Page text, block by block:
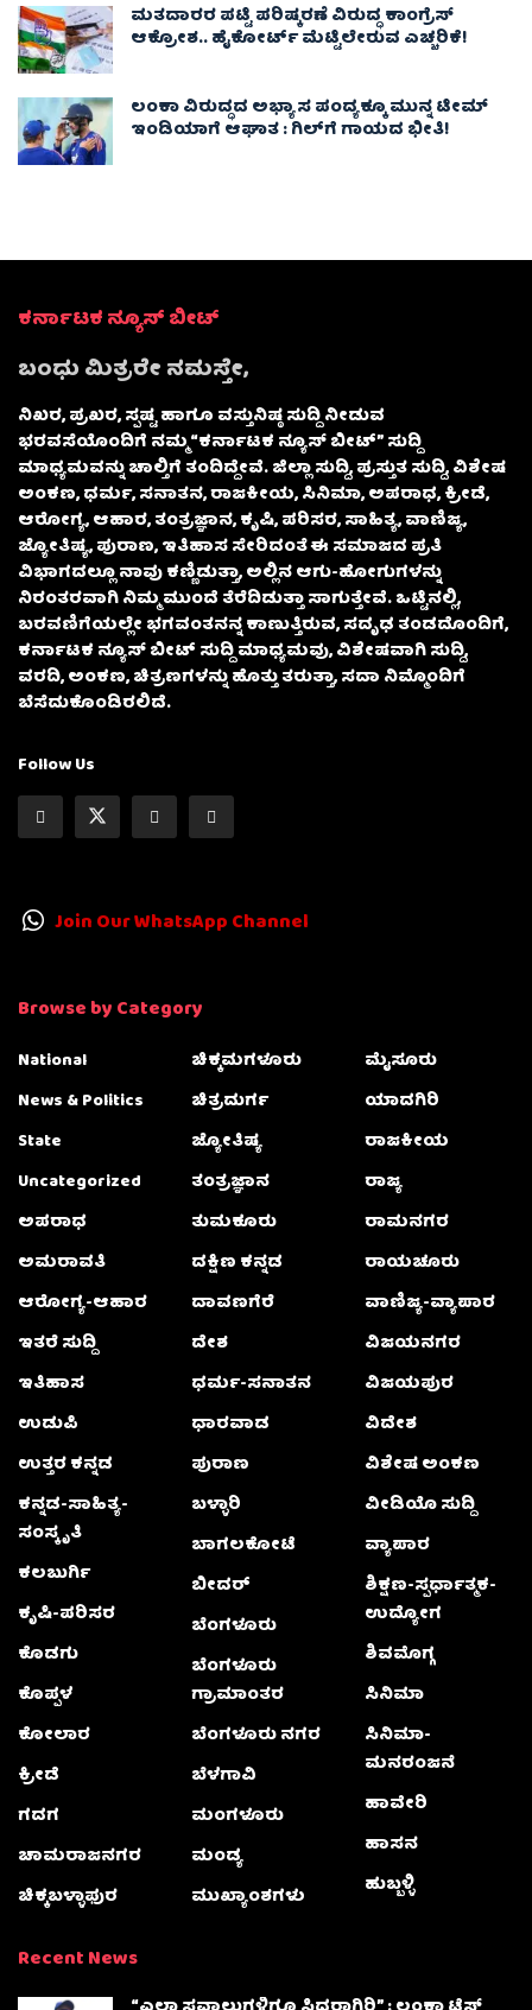
ಮತದಾರರ ಪಟ್ಟಿ ಪರಿಷ್ಕರಣೆ ವಿರುದ್ಧ ಕಾಂಗ್ರೆಸ್
ಆಕ್ರೋಶ.. ಹೈಕೋರ್ಟ್ ಮೆಟ್ಟಿಲೇರುವ ಎಚ್ಚರಿಕೆ!
ಲಂಕಾ ವಿರುದ್ಧದ ಅಭ್ಯಾಸ ಪಂದ್ಯಕ್ಕೂ ಮುನ್ನ ಟೀಮ್
ಇಂಡಿಯಾಗೆ ಆಘಾತ : ಗಿಲ್‌ಗೆ ಗಾಯದ ಭೀತಿ!
ಕರ್ನಾಟಕ ನ್ಯೂಸ್ ಬೀಟ್
ಬಂಧು ಮಿತ್ರರೇ ನಮಸ್ತೇ,
ನಿಖರ, ಪ್ರಖರ, ಸ್ಪಷ್ಟ ಹಾಗೂ ವಸ್ತುನಿಷ್ಠ ಸುದ್ದಿ ನೀಡುವ
ಭರವಸೆಯೊಂದಿಗೆ ನಮ್ಮ “ಕರ್ನಾಟಕ ನ್ಯೂಸ್ ಬೀಟ್” ಸುದ್ದಿ
ಮಾಧ್ಯಮವನ್ನು ಚಾಲ್ತಿಗೆ ತಂದಿದ್ದೇವೆ. ಜಿಲ್ಲಾ ಸುದ್ದಿ, ಪ್ರಸ್ತುತ ಸುದ್ದಿ, ವಿಶೇಷ
ಅಂಕಣ, ಧರ್ಮ, ಸನಾತನ, ರಾಜಕೀಯ, ಸಿನಿಮಾ, ಅಪರಾಧ, ಕ್ರೀಡೆ,
ಆರೋಗ್ಯ, ಆಹಾರ, ತಂತ್ರಜ್ಞಾನ, ಕೃಷಿ, ಪರಿಸರ, ಸಾಹಿತ್ಯ, ವಾಣಿಜ್ಯ,
ಜ್ಯೋತಿಷ್ಯ, ಪುರಾಣ, ಇತಿಹಾಸ ಸೇರಿದಂತೆ ಈ ಸಮಾಜದ ಪ್ರತಿ
ವಿಭಾಗದಲ್ಲೂ ನಾವು ಕಣ್ಣಿಡುತ್ತಾ, ಅಲ್ಲಿನ ಆಗು-ಹೋಗುಗಳನ್ನು
ನಿರಂತರವಾಗಿ ನಿಮ್ಮ ಮುಂದೆ ತೆರೆದಿಡುತ್ತಾ ಸಾಗುತ್ತೇವೆ. ಒಟ್ಟಿನಲ್ಲಿ,
ಬರವಣಿಗೆಯಲ್ಲೇ ಭಗವಂತನನ್ನ ಕಾಣುತ್ತಿರುವ, ಸದೃಢ ತಂಡದೊಂದಿಗೆ,
ಕರ್ನಾಟಕ ನ್ಯೂಸ್ ಬೀಟ್ ಸುದ್ದಿ ಮಾಧ್ಯಮವು, ವಿಶೇಷವಾಗಿ ಸುದ್ದಿ,
ವರದಿ, ಅಂಕಣ, ಚಿತ್ರಣಗಳನ್ನು ಹೊತ್ತು ತರುತ್ತಾ, ಸದಾ ನಿಮ್ಮೊಂದಿಗೆ
ಬೆಸೆದುಕೊಂಡಿರಲಿದೆ.
Follow Us
Join Our WhatsApp Channel
Browse by Category
National
News & Politics
State
Uncategorized
ಅಪರಾಧ
ಅಮರಾವತಿ
ಆರೋಗ್ಯ-ಆಹಾರ
ಇತರೆ ಸುದ್ದಿ
ಇತಿಹಾಸ
ಉಡುಪಿ
ಉತ್ತರ ಕನ್ನಡ
ಕನ್ನಡ-ಸಾಹಿತ್ಯ-
ಸಂಸ್ಕೃತಿ
ಕಲಬುರ್ಗಿ
ಕೃಷಿ-ಪರಿಸರ
ಕೊಡಗು
ಕೊಪ್ಪಳ
ಕೋಲಾರ
ಕ್ರೀಡೆ
ಗದಗ
ಚಾಮರಾಜನಗರ
ಚಿಕ್ಕಬಳ್ಳಾಫುರ
ಚಿಕ್ಕಮಗಳೂರು
ಚಿತ್ರದುರ್ಗ
ಜ್ಯೋತಿಷ್ಯ
ತಂತ್ರಜ್ಞಾನ
ತುಮಕೂರು
ದಕ್ಷಿಣ ಕನ್ನಡ
ದಾವಣಗೆರೆ
ದೇಶ
ಧರ್ಮ-ಸನಾತನ
ಧಾರವಾಡ
ಪುರಾಣ
ಬಳ್ಳಾರಿ
ಬಾಗಲಕೋಟೆ
ಬೀದರ್
ಬೆಂಗಳೂರು
ಬೆಂಗಳೂರು
ಗ್ರಾಮಾಂತರ
ಬೆಂಗಳೂರು ನಗರ
ಬೆಳಗಾವಿ
ಮಂಗಳೂರು
ಮಂಡ್ಯ
ಮುಖ್ಯಾಂಶಗಳು
ಮೈಸೂರು
ಯಾದಗಿರಿ
ರಾಜಕೀಯ
ರಾಜ್ಯ
ರಾಮನಗರ
ರಾಯಚೂರು
ವಾಣಿಜ್ಯ-ವ್ಯಾಪಾರ
ವಿಜಯನಗರ
ವಿಜಯಪುರ
ವಿದೇಶ
ವಿಶೇಷ ಅಂಕಣ
ವೀಡಿಯೊ ಸುದ್ದಿ
ವ್ಯಾಪಾರ
ಶಿಕ್ಷಣ-ಸ್ಪರ್ಧಾತ್ಮಕ-
ಉದ್ಯೋಗ
ಶಿವಮೊಗ್ಗ
ಸಿನಿಮಾ
ಸಿನಿಮಾ-
ಮನರಂಜನೆ
ಹಾವೇರಿ
ಹಾಸನ
ಹುಬ್ಬಳ್ಳಿ
Recent News